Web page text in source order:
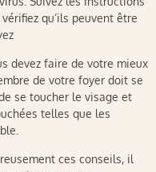
qu’ils peuvent être
devez faire de votre mieux
de votre foyer doit se
se toucher le visage et
telles que les
ces conseils, il